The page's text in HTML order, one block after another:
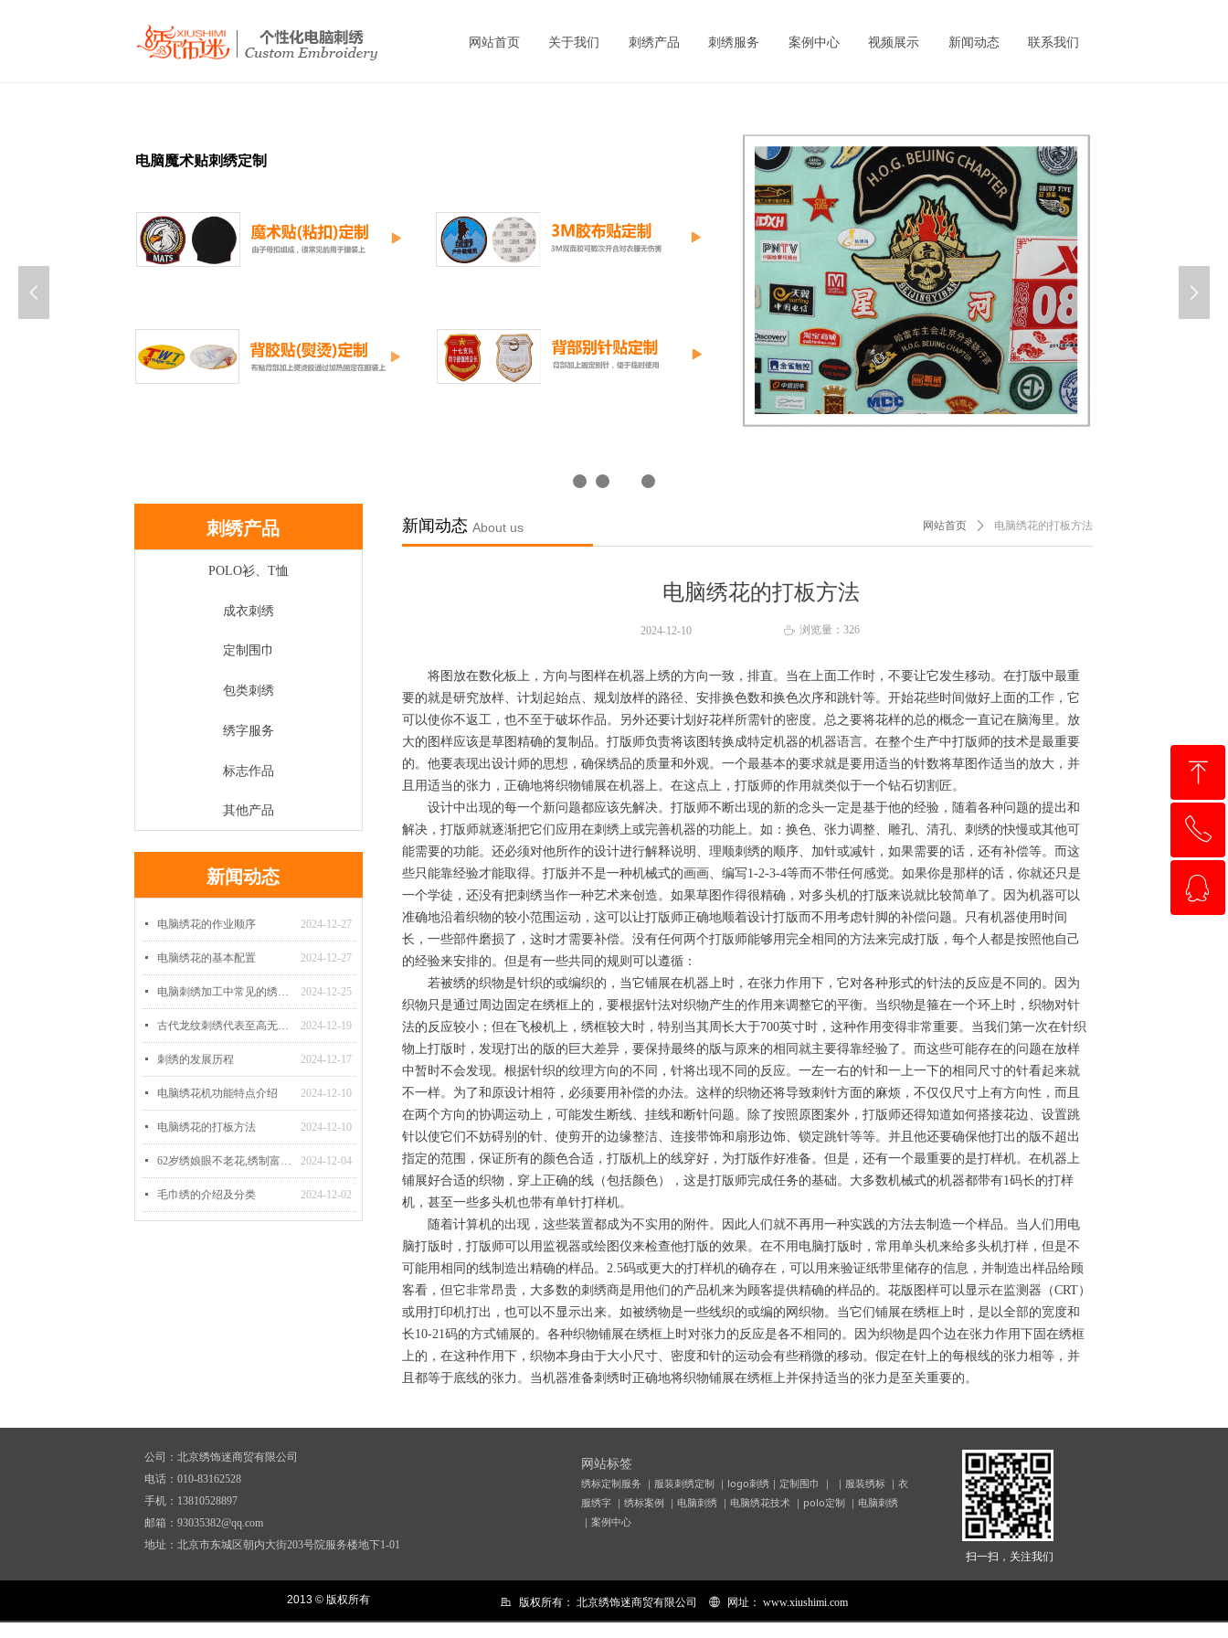
网站首页 关于我们 刺绣产品 刺绣服务 案例中心 视频展示 新闻动态 联系我们
电脑魔术贴刺绣定制
넳 넲
电脑绣花的打板方法
网站首页 ꄲ 电脑绣花的打板方法
ꄘ 浏览量： 326
POLO衫、T恤
成衣刺绣
定制围巾
包类刺绣
绣字服务
标志作品
其他产品
刺绣产品
2024-12-27
넷 电脑绣花的作业顺序
2024-12-27
넷 电脑绣花的基本配置
2024-12-25
넷 电脑刺绣加工中常见的绣法有哪些？
2024-12-19
넷 古代龙纹刺绣代表至高无上的权利
2024-12-17
넷 刺绣的发展历程
2024-12-10
넷 电脑绣花机功能特点介绍
2024-12-10
넷 电脑绣花的打板方法
2024-12-04
넷 62岁绣娘眼不老花,绣制富贵牡丹
2024-12-02
넷 毛巾绣的介绍及分类
新闻动态
新闻动态
About us
2024-12-10
将图放在数化板上，方向与图样在机器上绣的方向一致，排直。当在上面工作时，不要让它发生移动。在打版中最重
要的就是研究放样、计划起始点、规划放样的路径、安排换色数和换色次序和跳针等。开始花些时间做好上面的工作，它
可以使你不返工，也不至于破坏作品。另外还要计划好花样所需针的密度。总之要将花样的总的概念一直记在脑海里。放
大的图样应该是草图精确的复制品。打版师负责将该图转换成特定机器的机器语言。在整个生产中打版师的技术是最重要
的。他要表现出设计师的思想，确保绣品的质量和外观。一个最基本的要求就是要用适当的针数将草图作适当的放大，并
且用适当的张力，正确地将织物铺展在机器上。在这点上，打版师的作用就类似于一个钻石切割匠。
设计中出现的每一个新问题都应该先解决。打版师不断出现的新的念头一定是基于他的经验，随着各种问题的提出和
解决，打版师就逐渐把它们应用在刺绣上或完善机器的功能上。如：换色、张力调整、雕孔、清孔、刺绣的快慢或其他可
能需要的功能。还必须对他所作的设计进行解释说明、理顺刺绣的顺序、加针或减针，如果需要的话，还有补偿等。而这
些只能靠经验才能取得。打版并不是一种机械式的画画、编写1-2-3-4等而不带任何感觉。如果你是那样的话，你就还只是
一个学徒，还没有把刺绣当作一种艺术来创造。如果草图作得很精确，对多头机的打版来说就比较简单了。因为机器可以
准确地沿着织物的较小范围运动，这可以让打版师正确地顺着设计打版而不用考虑针脚的补偿问题。只有机器使用时间
长，一些部件磨损了，这时才需要补偿。没有任何两个打版师能够用完全相同的方法来完成打版，每个人都是按照他自己
的经验来安排的。但是有一些共同的规则可以遵循：
若被绣的织物是针织的或编织的，当它铺展在机器上时，在张力作用下，它对各种形式的针法的反应是不同的。因为
织物只是通过周边固定在绣框上的，要根据针法对织物产生的作用来调整它的平衡。当织物是箍在一个环上时，织物对针
法的反应较小；但在飞梭机上，绣框较大时，特别当其周长大于700英寸时，这种作用变得非常重要。当我们第一次在针织
物上打版时，发现打出的版的巨大差异，要保持最终的版与原来的相同就主要得靠经验了。而这些可能存在的问题在放样
中暂时不会发现。根据针织的纹理方向的不同，针将出现不同的反应。一左一右的针和一上一下的相同尺寸的针看起来就
不一样。为了和原设计相符，必须要用补偿的办法。这样的织物还将导致刺针方面的麻烦，不仅仅尺寸上有方向性，而且
在两个方向的协调运动上，可能发生断线、挂线和断针问题。除了按照原图案外，打版师还得知道如何搭接花边、设置跳
针以使它们不妨碍别的针、使剪开的边缘整洁、连接带饰和扇形边饰、锁定跳针等等。并且他还要确保他打出的版不超出
指定的范围，保证所有的颜色合适，打版机上的线穿好，为打版作好准备。但是，还有一个最重要的是打样机。在机器上
铺展好合适的织物，穿上正确的线（包括颜色），这是打版师完成任务的基础。大多数机械式的机器都带有1码长的打样
机，甚至一些多头机也带有单针打样机。
随着计算机的出现，这些装置都成为不实用的附件。因此人们就不再用一种实践的方法去制造一个样品。当人们用电
脑打版时，打版师可以用监视器或绘图仪来检查他打版的效果。在不用电脑打版时，常用单头机来给多头机打样，但是不
可能用相同的线制造出精确的样品。2.5码或更大的打样机的确存在，可以用来验证纸带里储存的信息，并制造出样品给顾
客看，但它非常昂贵，大多数的刺绣商是用他们的产品机来为顾客提供精确的样品的。花版图样可以显示在监测器（CRT）
或用打印机打出，也可以不显示出来。如被绣物是一些线织的或编的网织物。当它们铺展在绣框上时，是以全部的宽度和
长10-21码的方式铺展的。各种织物铺展在绣框上时对张力的反应是各不相同的。因为织物是四个边在张力作用下固在绣框
上的，在这种作用下，织物本身由于大小尺寸、密度和针的运动会有些稍微的移动。假定在针上的每根线的张力相等，并
且都等于底线的张力。当机器准备刺绣时正确地将织物铺展在绣框上并保持适当的张力是至关重要的。
2013 © 版权所有 版权所有： 北京绣饰迷商贸有限公司 网址： www.xiushimi.com
扫一扫，关注我们
网站标签
绣标定制服务 ｜服装刺绣定制 ｜logo刺绣｜定制围巾 ｜ ｜服装绣标 ｜衣
服绣字 ｜绣标案例 ｜电脑刺绣 ｜电脑绣花技术 ｜polo定制 ｜电脑刺绣
｜案例中心
公司：北京绣饰迷商贸有限公司
电话：010-83162528
手机：13810528897
邮箱：93035382@qq.com
地址：北京市东城区朝内大街203号院服务楼地下1-01
ꁸ
回到顶部
ꂅ
ꁗ